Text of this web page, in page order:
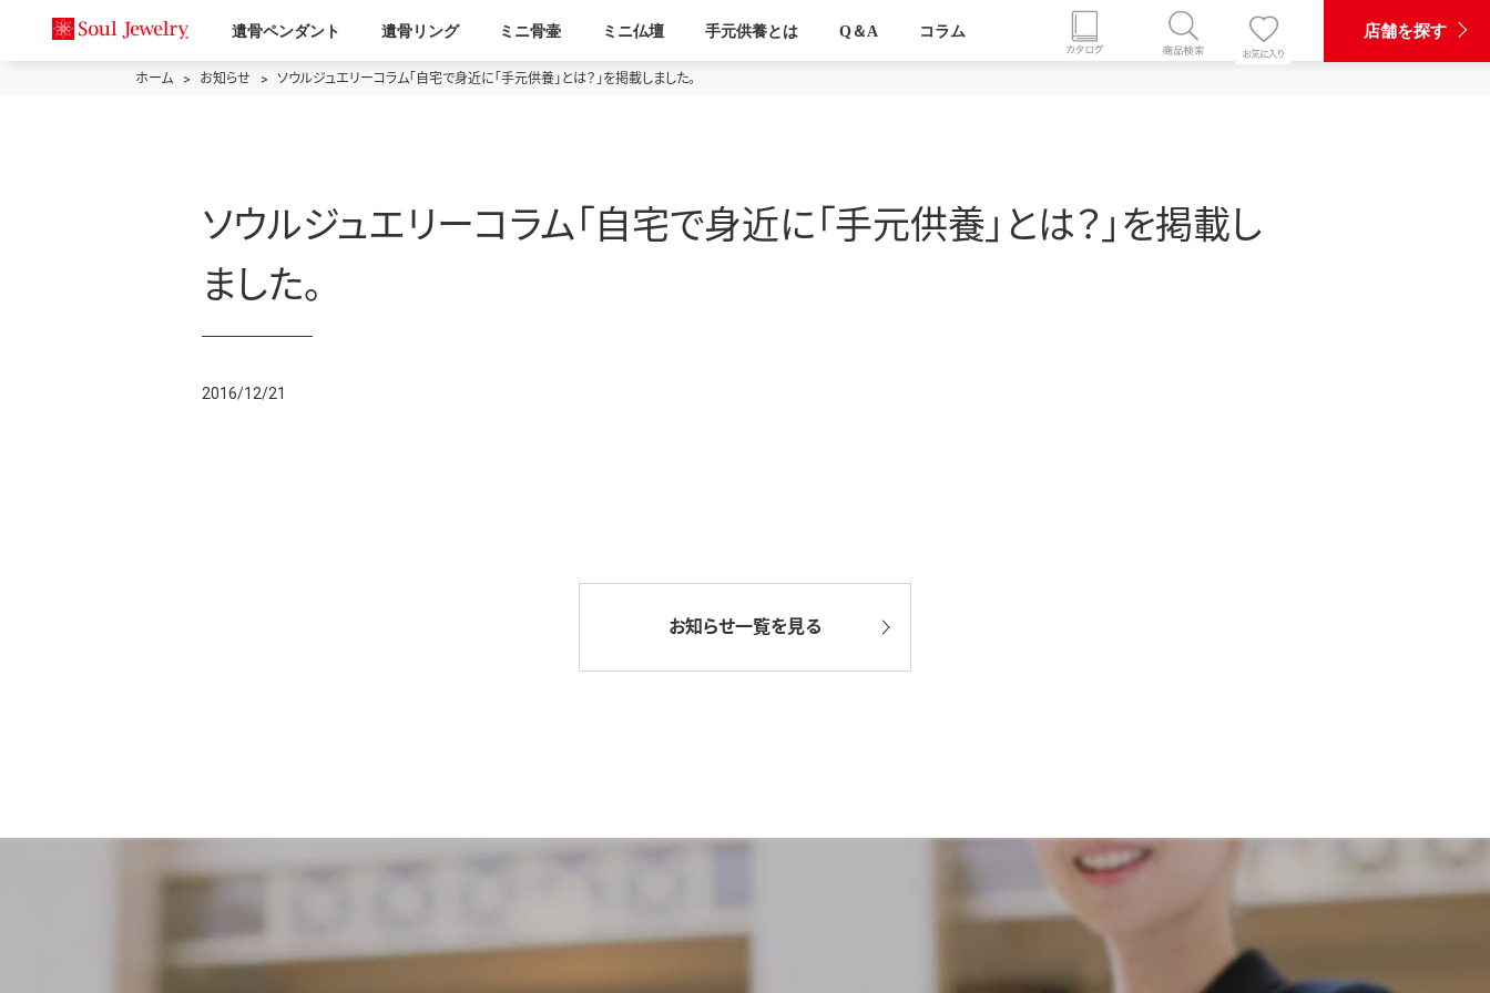
遺骨ペンダント 遺骨リング ミニ骨壷 ミニ仏壇 手元供養とは Q＆A コラム 店舗を探す
ホーム お知らせ ソウルジュエリーコラム「自宅で身近に「手元供養」とは？」を掲載しました。
ソウルジュエリーコラム「自宅で身近に「手元供養」とは？」を掲載し
ました。
2016/12/21
お知らせ一覧を見る